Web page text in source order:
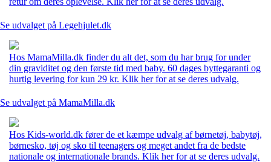
Se udvalget på Legehjulet.dk
Hos MamaMilla.dk finder du alt det, som du har brug for under
din graviditet og den første tid med baby. 60 dages byttegaranti og
hurtig levering for kun 29 kr. Klik her for at se deres udvalg.
Se udvalget på MamaMilla.dk
Hos Kids-world.dk fører de et kæmpe udvalg af børnetøj, babytøj,
børnesko, tøj og sko til teenagers og meget andet fra de bedste
nationale og internationale brands. Klik her for at se deres udvalg.